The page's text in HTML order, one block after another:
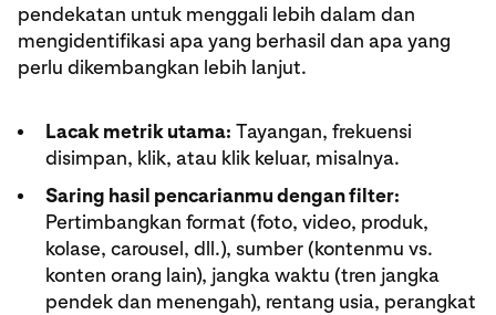
pendekatan untuk menggali lebih dalam dan
mengidentifikasi apa yang berhasil dan apa yang
perlu dikembangkan lebih lanjut.
Lacak metrik utama: Tayangan, frekuensi
disimpan, klik, atau klik keluar, misalnya.
Saring hasil pencarianmu dengan filter:
Pertimbangkan format (foto, video, produk,
kolase, carousel, dll.), sumber (kontenmu vs.
konten orang lain), jangka waktu (tren jangka
pendek dan menengah), rentang usia, perangkat